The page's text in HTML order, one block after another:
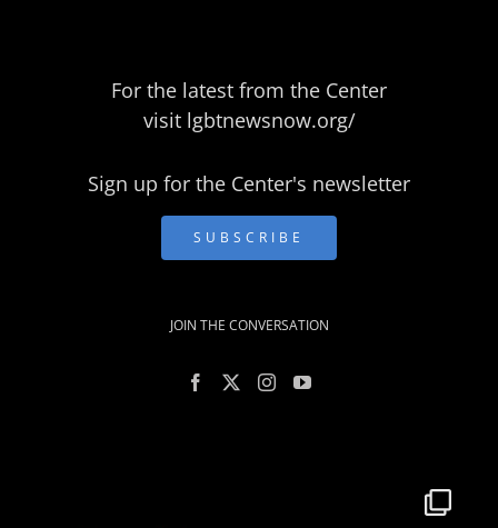
For the latest from the Center
visit lgbtnewsnow.org/
Sign up for the Center's newsletter
SUBSCRIBE
JOIN THE CONVERSATION